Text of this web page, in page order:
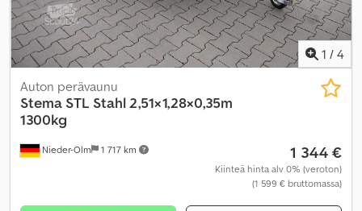
1 / 4
Nieder-Olm 1 717 km
Auton perävaunu
Stema STL Stahl 2,51×1,28×0,35m
1300kg
1 344 €
Kiinteä hinta alv 0% (veroton)
(1 599 € bruttomassa)